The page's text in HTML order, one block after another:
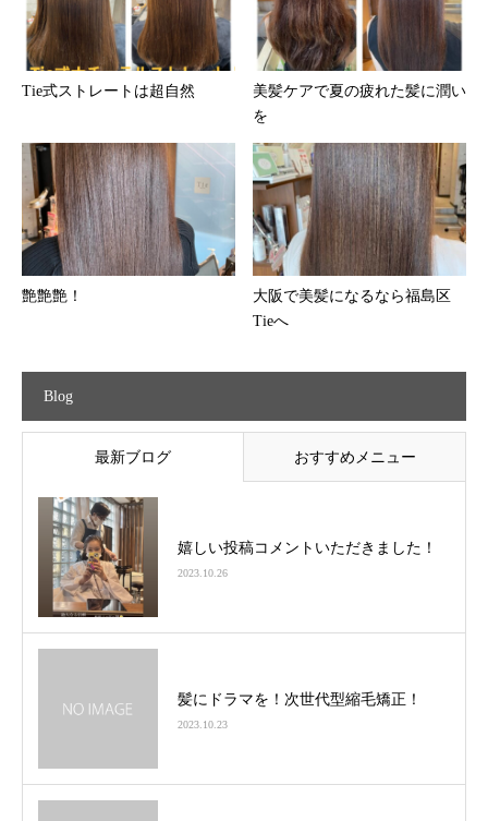
Tie式ストレートは超自然
美髪ケアで夏の疲れた髪に潤い
を
艶艶艶！
大阪で美髪になるなら福島区
Tieへ
Blog
最新ブログ おすすめメニュー
嬉しい投稿コメントいただきました！
2023.10.26
髪にドラマを！次世代型縮毛矯正！
2023.10.23